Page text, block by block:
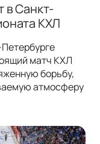
в Санкт-
КХЛ
матч КХЛ
борьбу,
атмосферу